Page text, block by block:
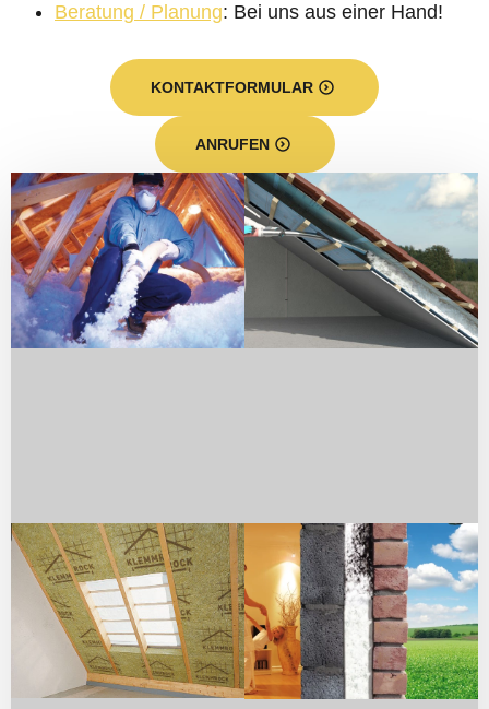
Beratung / Planung: Bei uns aus einer Hand!
KONTAKTFORMULAR
ANRUFEN